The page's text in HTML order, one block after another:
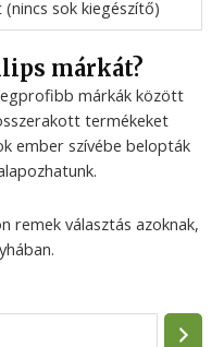
sok kiegészítő)
márkát?
márkák között
termékeket
ember szívébe belopták
remek választás azoknak,